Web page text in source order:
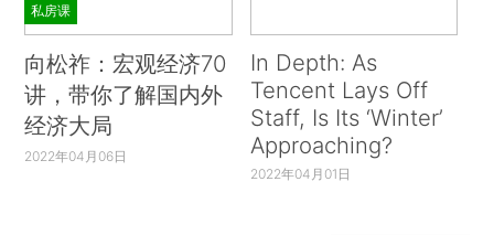
私房课
向松祚：宏观经济70
讲，带你了解国内外
经济大局
2022年04月06日
In Depth: As
Tencent Lays Off
Staff, Is Its ‘Winter’
Approaching?
2022年04月01日